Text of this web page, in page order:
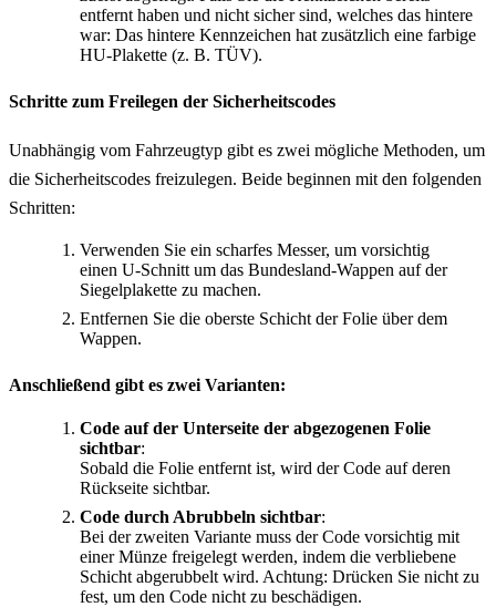
entfernt haben und nicht sicher sind, welches das hintere
war: Das hintere Kennzeichen hat zusätzlich eine farbige
HU-Plakette (z. B. TÜV).
Schritte zum Freilegen der Sicherheitscodes
Unabhängig vom Fahrzeugtyp gibt es zwei mögliche Methoden, um
die Sicherheitscodes freizulegen. Beide beginnen mit den folgenden
Schritten:
Verwenden Sie ein scharfes Messer, um vorsichtig
einen U-Schnitt um das Bundesland-Wappen auf der
Siegelplakette zu machen.
Entfernen Sie die oberste Schicht der Folie über dem
Wappen.
Anschließend gibt es zwei Varianten:
Code auf der Unterseite der abgezogenen Folie
sichtbar:
Sobald die Folie entfernt ist, wird der Code auf deren
Rückseite sichtbar.
Code durch Abrubbeln sichtbar:
Bei der zweiten Variante muss der Code vorsichtig mit
einer Münze freigelegt werden, indem die verbliebene
Schicht abgerubbelt wird. Achtung: Drücken Sie nicht zu
fest, um den Code nicht zu beschädigen.